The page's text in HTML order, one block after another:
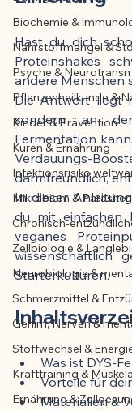
Der Artikel
KI erstellt
Biochemie &
Nährstoffmangel &
Psyche &
Pflanzenheilkunde &
Kinder & Prävention
Kuren & Ernährung
Infektionsrisiko
Mikrobiom & Parasiten
Chronisch-
Zellbiologie &
Neurobiologie &
Schmerzmittel &
Gehirn, Nerven &
Stoffwechsel &
Krafttraining &
Ernährung &
Hast du dich
Proteinshakes
andere Menschen
Die Antwort liegt
sondern an
Fermentation
Verdauungs-
darmfreundlich,
In dieser
du mit einfachen
veganes
wissenschaftlich
Starterkulturen.
Was ist DYS-
Vorteile für
Materialien &